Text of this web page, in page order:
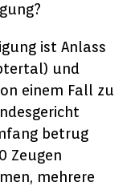
ist Anlass
und
einem Fall zu
betrug
Zeugen
mehrere